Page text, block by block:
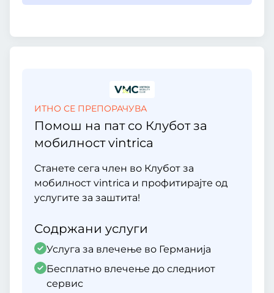
ИТНО СЕ ПРЕПОРАЧУВА
Помош на пат со Клубот за
мобилност vintrica
Станете сега член во Клубот за
мобилност vintrica и профитирајте од
услугите за заштита!
Содржани услуги
Услуга за влечење во Германија
Бесплатно влечење до следниот
сервис